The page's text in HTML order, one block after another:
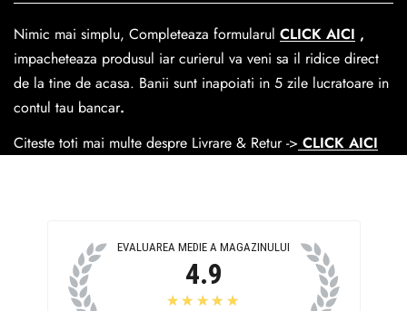
Easybox-ul Emag.
Cosul de livrareeste 15 lei pentru o comanda mai mica de
390 lei si Gratuit pentru o comanda de peste 390 lei.
Nimic mai simplu, Completeaza formularul CLICK AICI ,
impacheteaza produsul iar curierul va veni sa il ridice direct
de la tine de acasa. Banii sunt inapoiati in 5 zile lucratoare in
contul tau bancar.
Citeste toti mai multe despre Livrare & Retur -> CLICK AICI
EVALUAREA MEDIE A MAGAZINULUI
4.9
★★★★★